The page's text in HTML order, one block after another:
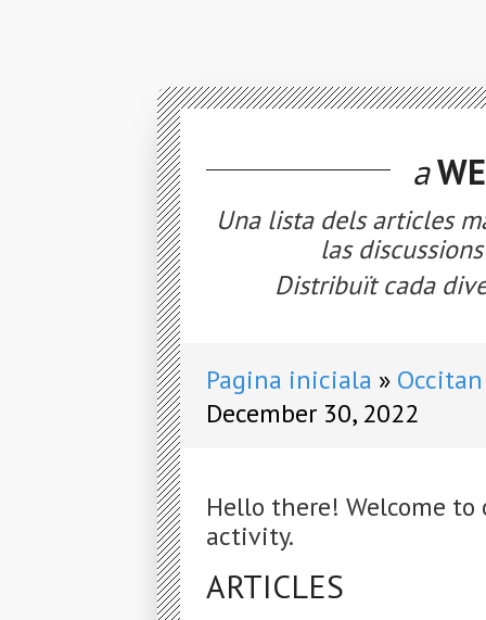
a
Una lista dels articles
las
Distribuït cada
Pagina iniciala
December 30, 2022
Hello there! Welcome
activity.
ARTICLES